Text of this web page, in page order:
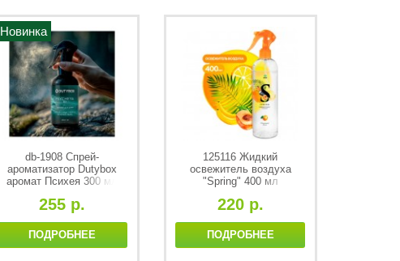
Новинка
db-1908 Спрей-
ароматизатор Dutybox
аромат Психея 300 мл
255 р.
ПОДРОБНЕЕ
125116 Жидкий
освежитель воздуха
"Spring" 400 мл
220 р.
ПОДРОБНЕЕ